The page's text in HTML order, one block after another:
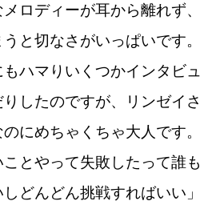
ロディーが耳から離れず、
と切なさがいっぱいです。
ハマりいくつかインタビュ
したのですが、リンゼイさ
にめちゃくちゃ大人です。
ことやって失敗したって誰も
どんどん挑戦すればいい」